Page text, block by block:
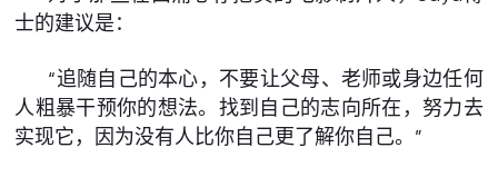
士的建议是：
“追随自己的本心，不要让父母、老师或身边任何
人粗暴干预你的想法。找到自己的志向所在，努力去
实现它，因为没有人比你自己更了解你自己。”